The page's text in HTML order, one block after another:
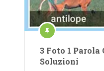
3 Foto 1
Soluzioni